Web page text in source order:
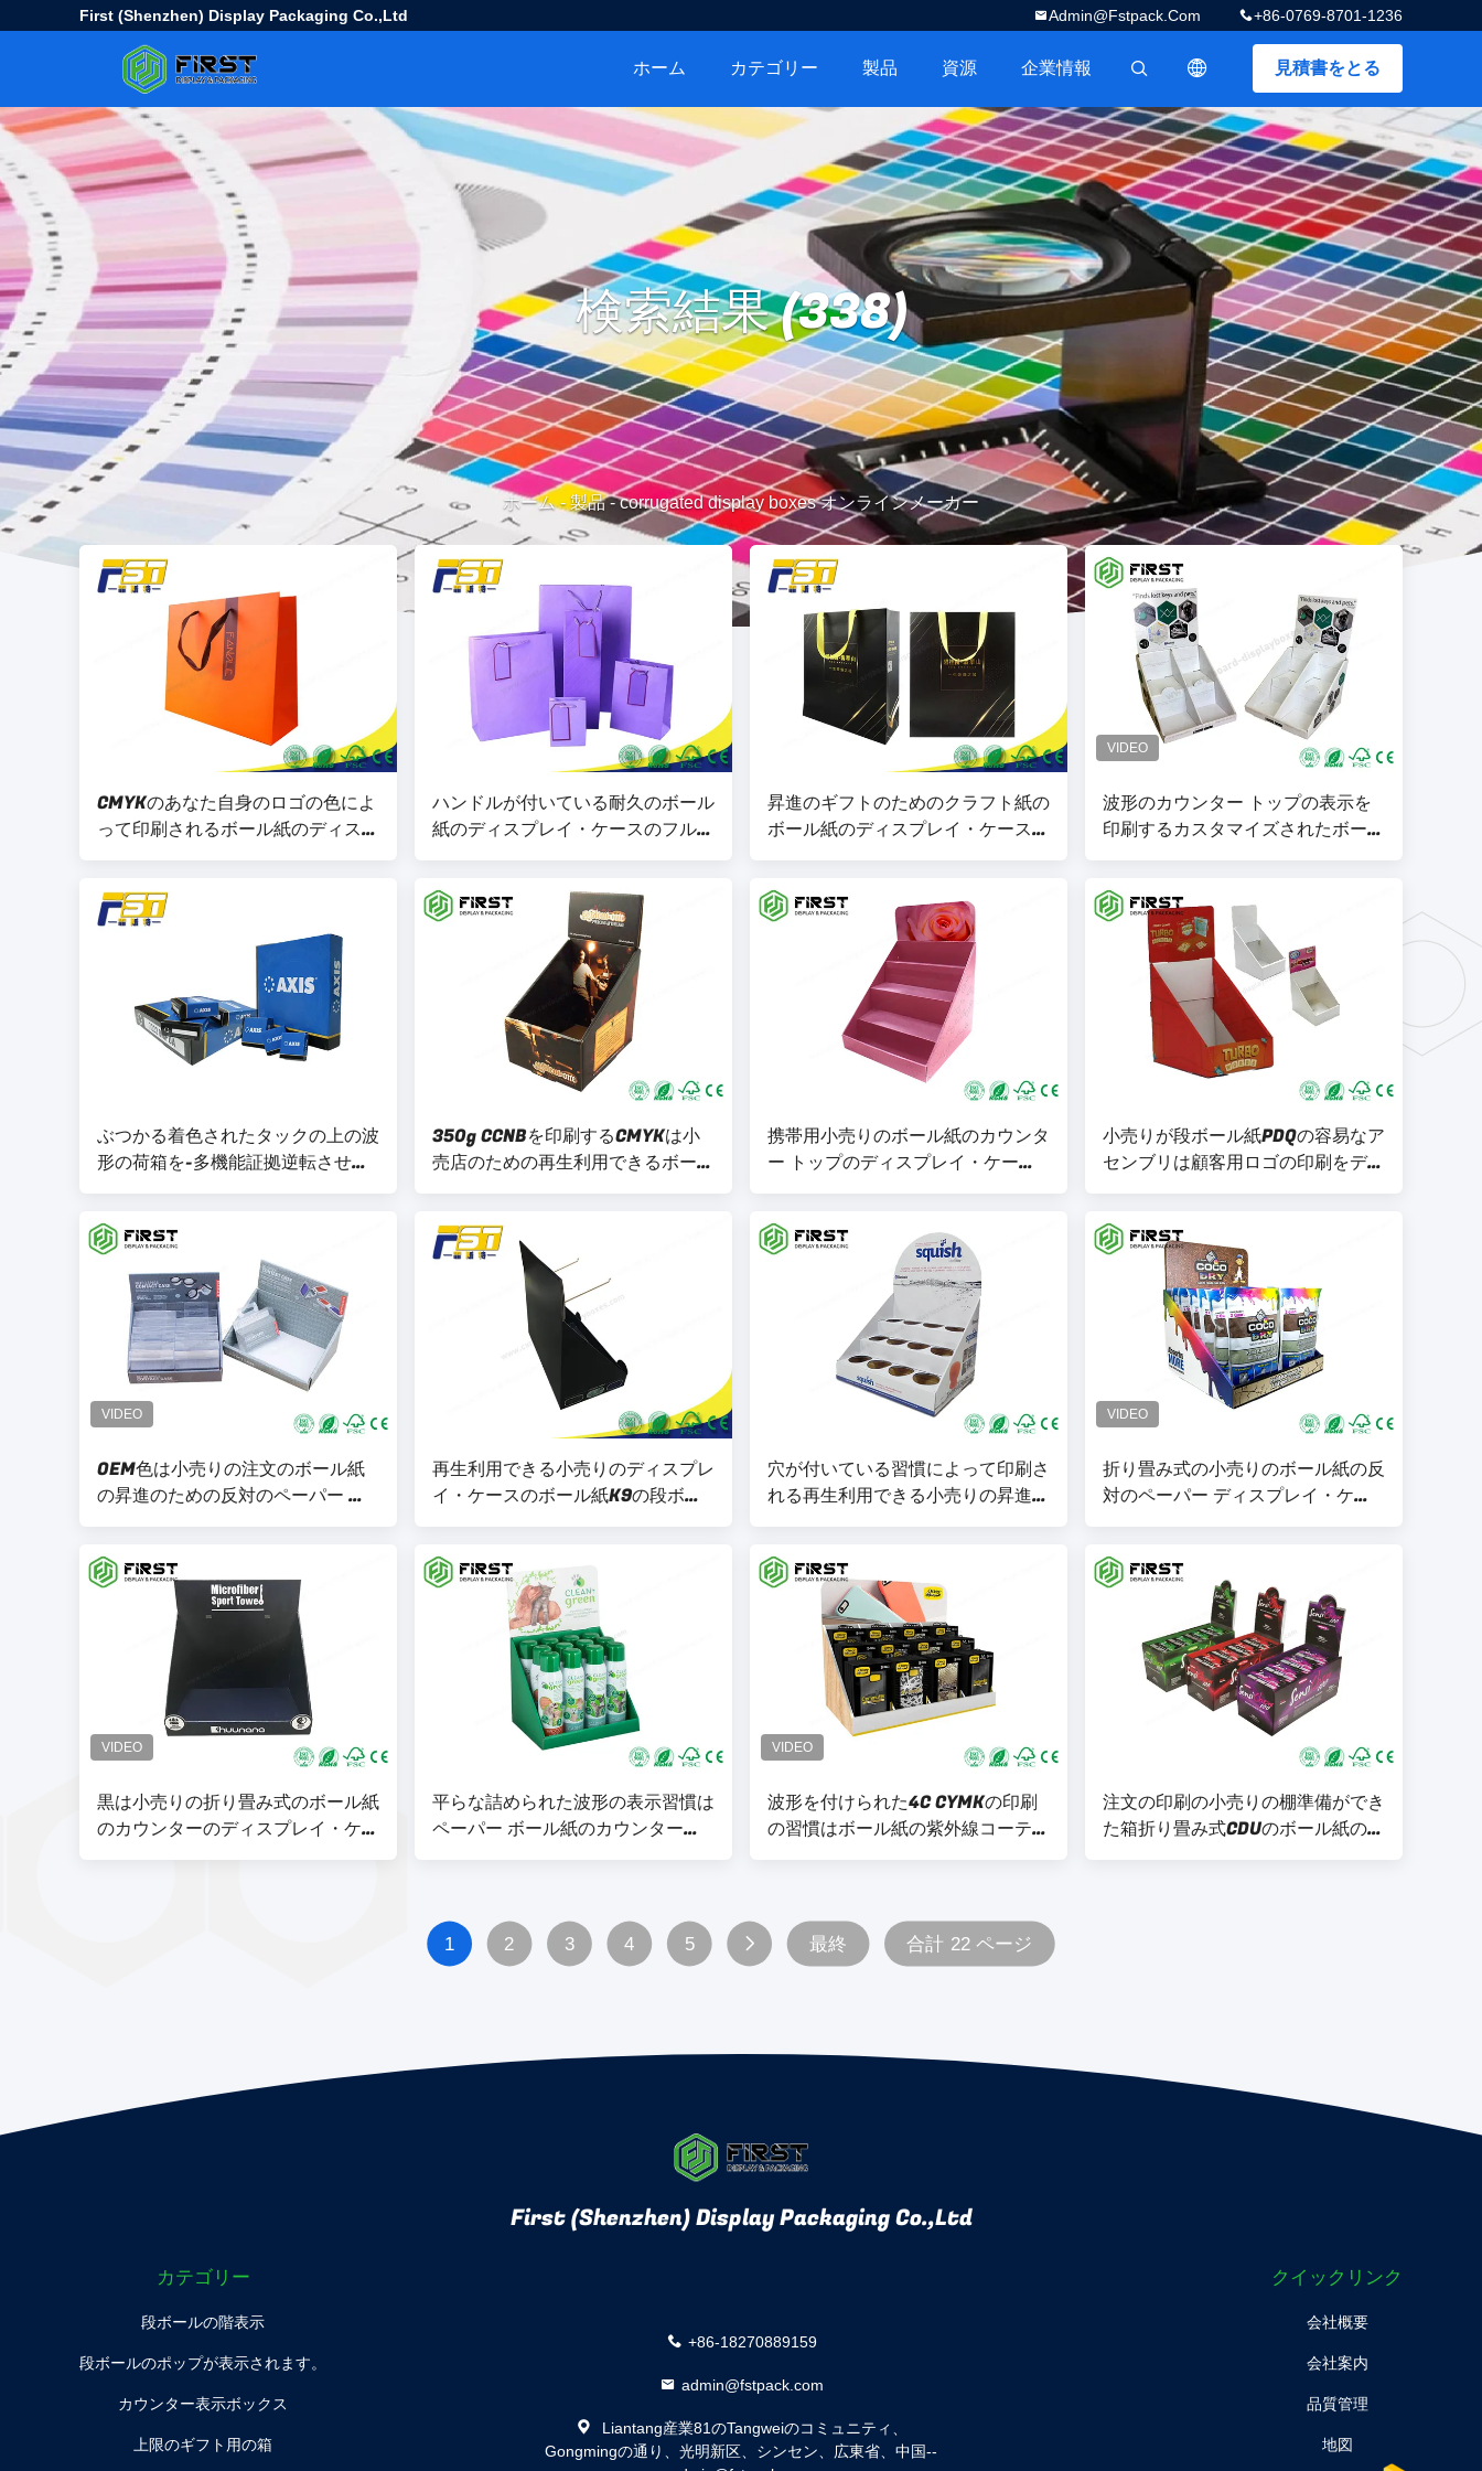
First (Shenzhen) Display Packaging Co.,Ltd +86-0769-8701-1236
Admin@fstpack.com
見積書をとる
描述
ホーム カテゴリー 製品 資源 企業情報
検索結果 (338)
ホーム- 製品-corrugated display boxes オンラインメーカー
CMYKのあなた自身のロゴの色によ
って印刷されるボール紙のディスプ
レイ・ケースのクラフト紙の買い物
ハンドルが付いている耐久のボール
紙のディスプレイ・ケースのフル
カラーのギフトのペーパー包装袋
昇進のギフトのためのクラフト紙の
ボール紙のディスプレイ・ケースの
光沢のあるラミネーションによって
印刷されるロゴ
波形のカウンター トップの表示を
印刷するカスタマイズされたボール
紙のカウンターのディスプレイ・ケ
ース
ぶつかる着色されたタックの上の波
形の荷箱を-多機能証拠逆転させて
下さい
350g CCNBを印刷するCMYKは小
売店のための再生利用できるボール
紙のディスプレイ・ケースを波形を
携帯用小売りのボール紙のカウンタ
ー トップのディスプレイ・ケース
を印刷する容易なアセンブリ注文の
ロゴ
小売りが段ボール紙PDQの容易なア
センブリは顧客用ロゴの印刷をディ
スプレイ・ケース
OEM色は小売りの注文のボール紙
の昇進のための反対のペーパー デ
ィスプレイ・ケースを印刷した
再生利用できる小売りのディスプレ
イ・ケースのボール紙K9の段ボー
ル材料
穴が付いている習慣によって印刷さ
れる再生利用できる小売りの昇進の
ボール紙のカウンターのディスプレ
イ・ケース
折り畳み式の小売りのボール紙の反
対のペーパー ディスプレイ・ケー
スは昇進のための注文のロゴを立て
る
黒は小売りの折り畳み式のボール紙
のカウンターのディスプレイ・ケー
ス、印刷されたディスプレイ・ケー
平らな詰められた波形の表示習慣は
ペーパー ボール紙のカウンターの
ディスプレイ・ケースを印刷した
波形を付けられた4C CYMKの印刷
の習慣はボール紙の紫外線コーティ
ングが付いている反対のディスプレ
注文の印刷の小売りの棚準備ができ
た箱折り畳み式CDUのボール紙のカ
ウンターのディスプレイ・ケース
1 2 3 4 5 最終 合計 22 ページ
First (Shenzhen) Display Packaging Co.,Ltd
カテゴリー
段ボールの階表示
段ボールのポップが表示されます。
カウンター表示ボックス
上限のギフト用の箱
+86-18270889159
admin@fstpack.com
Liantang産業81のTangweiのコミュニティ、
Gongmingの通り、光明新区、シンセン、広東省、中国--
クイックリンク
会社概要
会社案内
品質管理
地図